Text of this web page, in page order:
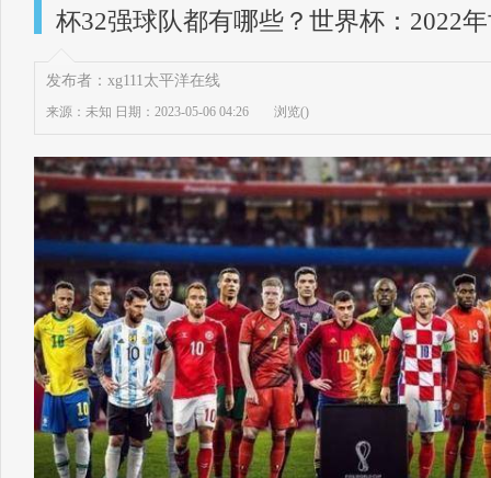
杯32强球队都有哪些？世界杯：2022
发布者：xg111太平洋在线
来源：未知 日期：2023-05-06 04:26 浏览()